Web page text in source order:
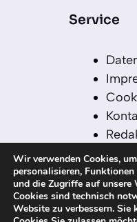
Service
Wir verwenden Cookies,
personalisieren,
und die Zugriffe auf unsere
Cookies sind technisch
Website zu verbessern. Sie